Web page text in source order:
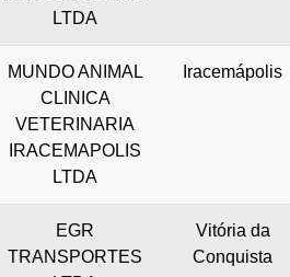
LTDA
MUNDO ANIMAL
CLINICA
VETERINARIA
IRACEMAPOLIS
LTDA
Iracemápolis
EGR
TRANSPORTES
Vitória da
Conquista